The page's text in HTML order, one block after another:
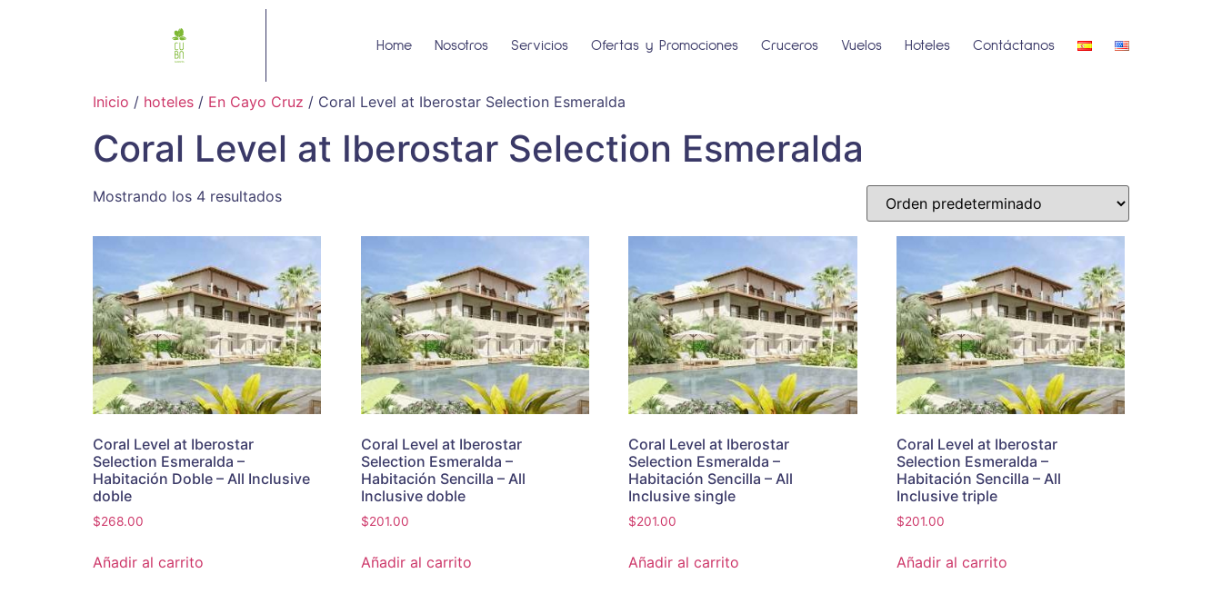
Home Nosotros Servicios Ofertas y Promociones Cruceros Vuelos Hoteles Contáctanos
Inicio / hoteles / En Cayo Cruz / Coral Level at Iberostar Selection Esmeralda
Coral Level at Iberostar Selection Esmeralda
Mostrando los 4 resultados
Coral Level at Iberostar
Selection Esmeralda –
Habitación Doble – All Inclusive
doble
$268.00
Añadir al carrito
Coral Level at Iberostar
Selection Esmeralda –
Habitación Sencilla – All
Inclusive doble
$201.00
Añadir al carrito
Coral Level at Iberostar
Selection Esmeralda –
Habitación Sencilla – All
Inclusive single
$201.00
Añadir al carrito
Coral Level at Iberostar
Selection Esmeralda –
Habitación Sencilla – All
Inclusive triple
$201.00
Añadir al carrito